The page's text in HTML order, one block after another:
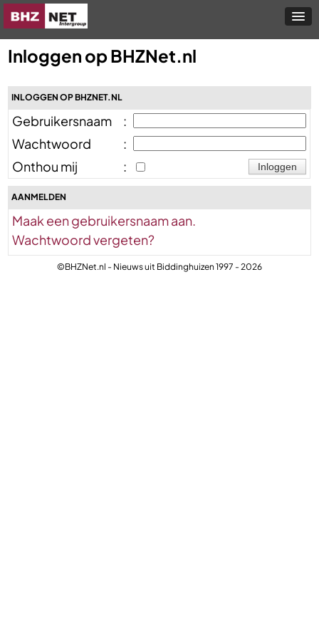
Inloggen op BHZNet.nl
INLOGGEN OP BHZNET.NL
Gebruikersnaam
:
Wachtwoord
:
Onthou mij
:
AANMELDEN
Maak een gebruikersnaam aan.
Wachtwoord vergeten?
©BHZNet.nl - Nieuws uit Biddinghuizen 1997 - 2026